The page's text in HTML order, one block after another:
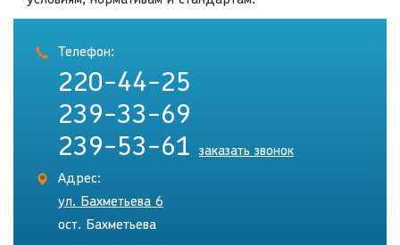
Телефон:
220-44-25
239-33-69
239-53-61
заказать звонок
Адрес:
ул. Бахметьева 6
ост. Бахметьева